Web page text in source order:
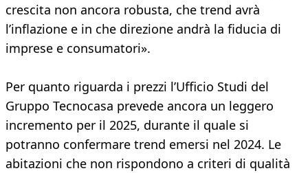
crescita non ancora robusta, che trend avrà
l’inflazione e in che direzione andrà la fiducia di
imprese e consumatori».
Per quanto riguarda i prezzi l’Ufficio Studi del
Gruppo Tecnocasa prevede ancora un leggero
incremento per il 2025, durante il quale si
potranno confermare trend emersi nel 2024. Le
abitazioni che non rispondono a criteri di qualità